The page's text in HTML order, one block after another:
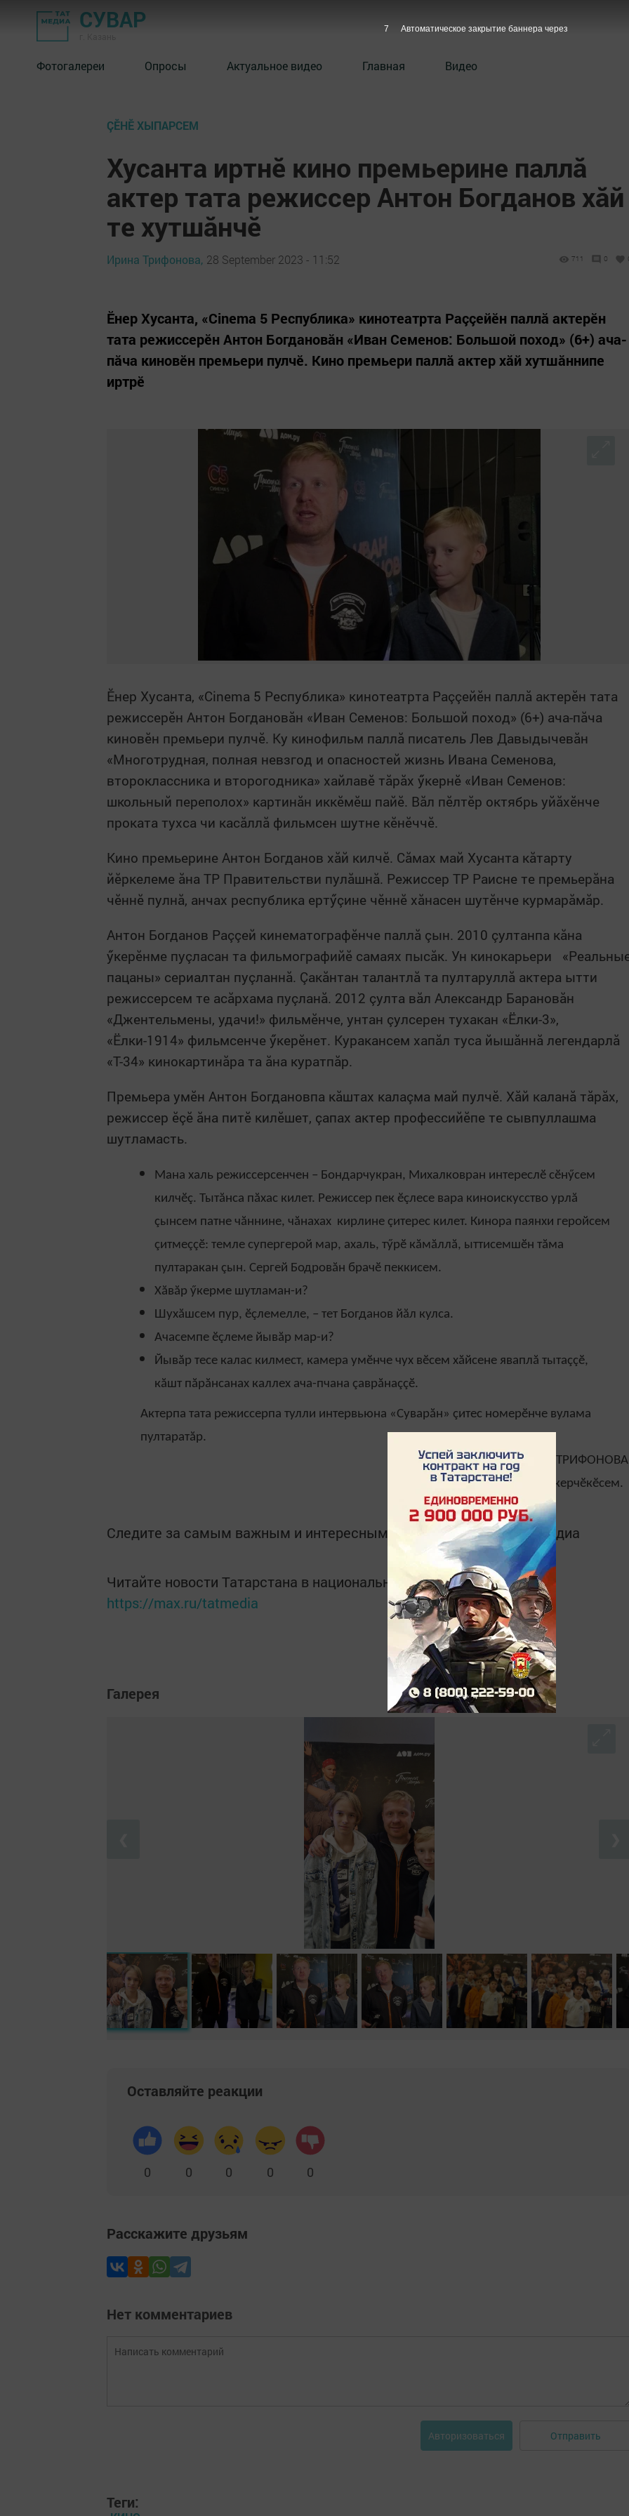
СУВАР
Фотогалереи Опросы Актуальное видео Главная Видео
ÇӖНӖ ХЫПАРСЕМ
Хусанта иртнӗ кино премьерине паллă
актер тата режиссер Антон Богданов хăй
те хутшăнчӗ
Ирина Трифонова, 28 September 2023 - 11:52 711 0
Ӗнер Хусанта, «Cinema 5 Республика» кинотеатрта Раççейӗн паллă актерӗн
тата режиссерӗн Антон Богдановăн «Иван Семенов: Большой поход» (6+) ача-
пăча киновӗн премьери пулчӗ. Кино премьери паллă актер хăй хутшăннипе
иртрӗ
Ӗнер Хусанта, «Cinema 5 Республика» кинотеатрта Раççейӗн паллă актерӗн тата
режиссерӗн Антон Богдановăн «Иван Семенов: Большой поход» (6+) ача-пăча
киновӗн премьери пулчӗ. Ку кинофильм паллă писатель Лев Давыдычевăн
«Многотрудная, полная невзгод и опасностей жизнь Ивана Семенова,
второклассника и второгодника» хайлавӗ тăрăх ӳкернӗ «Иван Семенов:
школьный переполох» картинăн иккӗмӗш пайӗ. Вăл пӗлтӗр октябрь уйăхӗнче
проката тухса чи касăллă фильмсен шутне кӗнӗччӗ.
Кино премьерине Антон Богданов хăй килчӗ. Сăмах май Хусанта кăтарту
йӗркелеме ăна ТР Правительстви пулăшнă. Режиссер ТР Раисне те премьерăна
чӗннӗ пулнă, анчах республика ертӳçине чӗннӗ хăнасен шутӗнче курмарăмăр.
Антон Богданов Раççей кинематографӗнче паллă çын. 2010 çултанпа кăна
ӳкерӗнме пуçласан та фильмографийӗ самаях пысăк. Ун кинокарьери
пацаны» сериалтан пуçланнă. Çакăнтан талантлă та пултаруллă актера ытти
режиссерсем те асăрхама пуçланă. 2012 çулта вăл Александр Барановăн
«Джентельмены, удачи!» фильмӗнче, унтан çулсерен тухакан «Ёлки-3»,
«Ёлки-1914» фильмсенче ӳкерӗнет. Куракансем хапăл туса йышăннă легендарлă
«Т-34» кинокартинăра та ăна куратпăр.
Премьера умӗн Антон Богдановпа кăштах калаçма май пулчӗ. Хăй каланă тăрăх,
режиссер ӗçӗ ăна питӗ килӗшет, çапах актер профессийӗпе те сывпуллашма
шутламасть.
Мана халь режиссерсенчен – Бондарчукран, Михалковран интереслӗ сӗнӳсем
килчӗç. Тытăнса пăхас килет. Режиссер пек ӗçлесе вара киноискусство урлă
çынсем патне чăннине, чăнахах кирлине çитерес килет. Кинора паянхи геройсем
çитмеççӗ: темле супергерой мар, ахаль, тӳрӗ кăмăллă, ыттисемшӗн тăма
пултаракан çын. Сергей Бодровăн брачӗ пеккисем.
Хăвăр ӳкерме шутламан-и?
Шухăшсем пур, ӗçлемелле, – тет Богданов йăл кулса.
Ачасемпе ӗçлеме йывăр мар-и?
Йывăр тесе калас килмест, камера умӗнче чух вӗсем хăйсене яваплă тытаççӗ,
кăшт пăрăнсанах каллех ача-пчана çаврăнаççӗ.
Актерпа тата режиссерпа тулли интервьюна «Суварăн» çитес номерӗнче вулама
пултаратăр.
Ирина
Автор
Следите за самым важным и интересным в Telegram-канале Татмедиа
Читайте новости Татарстана в национальном мессенджере MАХ:
https://max.ru/tatmedia
Галерея
Оставляйте реакции
0 0 0 0 0
Расскажите друзьям
Нет комментариев
Авторизоваться Отправить
Теги:
6 Автоматическое закрытие баннера через